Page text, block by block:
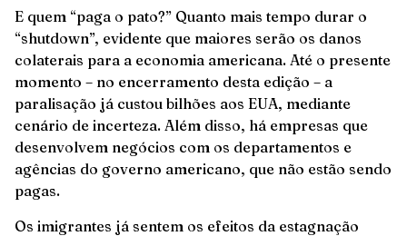
E quem “paga o pato?” Quanto mais tempo durar o
“shutdown”, evidente que maiores serão os danos
colaterais para a economia americana. Até o presente
momento – no encerramento desta edição – a
paralisação já custou bilhões aos EUA, mediante
cenário de incerteza. Além disso, há empresas que
desenvolvem negócios com os departamentos e
agências do governo americano, que não estão sendo
pagas.
Os imigrantes já sentem os efeitos da estagnação